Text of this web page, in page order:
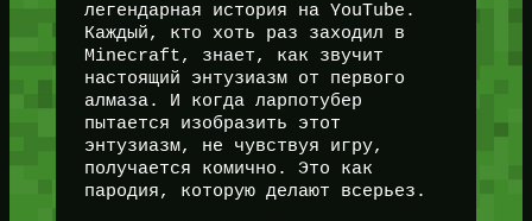
легендарная история на YouTube.
Каждый, кто хоть раз заходил в
Minecraft, знает, как звучит
настоящий энтузиазм от первого
алмаза. И когда ларпотубер
пытается изобразить этот
энтузиазм, не чувствуя игру,
получается комично. Это как
пародия, которую делают всерьез.